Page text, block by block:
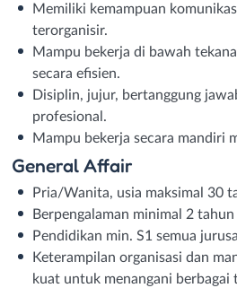
Memiliki kemampuan
terorganisir.
Mampu bekerja di bawah
secara efisien.
Disiplin, jujur, bertanggung
profesional.
Mampu bekerja secara mandiri
General Affair
Pria/Wanita, usia maksimal 30
Berpengalaman minimal 2 tahun
Pendidikan min. S1 semua
Keterampilan organisasi dan
kuat untuk menangani berbagai